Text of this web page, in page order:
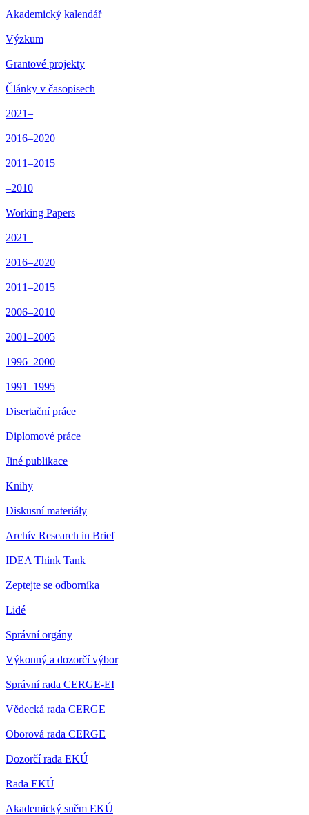
Akademický kalendář
Výzkum
Grantové projekty
Články v časopisech
2021–
2016–2020
2011–2015
–2010
Working Papers
2021–
2016–2020
2011–2015
2006–2010
2001–2005
1996–2000
1991–1995
Disertační práce
Diplomové práce
Jiné publikace
Knihy
Diskusní materiály
Archív Research in Brief
IDEA Think Tank
Zeptejte se odborníka
Lidé
Správní orgány
Výkonný a dozorčí výbor
Správní rada CERGE-EI
Vědecká rada CERGE
Oborová rada CERGE
Dozorčí rada EKÚ
Rada EKÚ
Akademický sněm EKÚ